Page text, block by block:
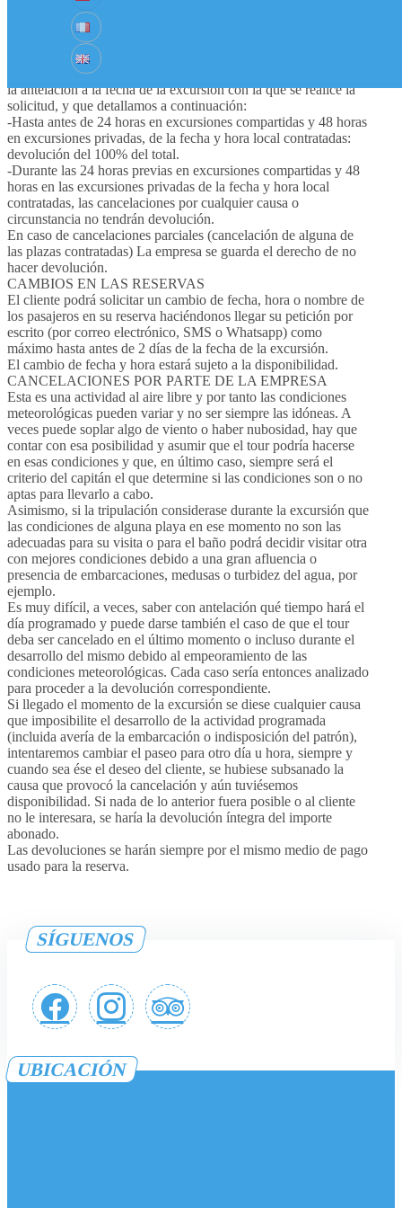
dicha reserva (por correo electrónico o vía telefónica) con una
antelación mínima de 24 horas de la fecha y hora contratada en
las excursiones compartidas, mientras que en las excursiones
privadas, deberá hacerlo con al menos 48 horas de antelación,
pudiendo asumir una penalización que vendrá determinada por
la antelación a la fecha de la excursión con la que se realice la
solicitud, y que detallamos a continuación:
-Hasta antes de 24 horas en excursiones compartidas y 48 horas
en excursiones privadas, de la fecha y hora local contratadas:
devolución del 100% del total.
-Durante las 24 horas previas en excursiones compartidas y 48
horas en las excursiones privadas de la fecha y hora local
contratadas, las cancelaciones por cualquier causa o
circunstancia no tendrán devolución.
En caso de cancelaciones parciales (cancelación de alguna de
las plazas contratadas) La empresa se guarda el derecho de no
hacer devolución.
CAMBIOS EN LAS RESERVAS
El cliente podrá solicitar un cambio de fecha, hora o nombre de
los pasajeros en su reserva haciéndonos llegar su petición por
escrito (por correo electrónico, SMS o Whatsapp) como
máximo hasta antes de 2 días de la fecha de la excursión.
El cambio de fecha y hora estará sujeto a la disponibilidad.
CANCELACIONES POR PARTE DE LA EMPRESA
Esta es una actividad al aire libre y por tanto las condiciones
meteorológicas pueden variar y no ser siempre las idóneas. A
veces puede soplar algo de viento o haber nubosidad, hay que
contar con esa posibilidad y asumir que el tour podría hacerse
en esas condiciones y que, en último caso, siempre será el
criterio del capitán el que determine si las condiciones son o no
aptas para llevarlo a cabo.
Asimismo, si la tripulación considerase durante la excursión que
las condiciones de alguna playa en ese momento no son las
adecuadas para su visita o para el baño podrá decidir visitar otra
con mejores condiciones debido a una gran afluencia o
presencia de embarcaciones, medusas o turbidez del agua, por
ejemplo.
Es muy difícil, a veces, saber con antelación qué tiempo hará el
día programado y puede darse también el caso de que el tour
deba ser cancelado en el último momento o incluso durante el
desarrollo del mismo debido al empeoramiento de las
condiciones meteorológicas. Cada caso sería entonces analizado
para proceder a la devolución correspondiente.
Si llegado el momento de la excursión se diese cualquier causa
que imposibilite el desarrollo de la actividad programada
(incluida avería de la embarcación o indisposición del patrón),
intentaremos cambiar el paseo para otro día u hora, siempre y
cuando sea ése el deseo del cliente, se hubiese subsanado la
causa que provocó la cancelación y aún tuviésemos
disponibilidad. Si nada de lo anterior fuera posible o al cliente
no le interesara, se haría la devolución íntegra del importe
abonado.
Las devoluciones se harán siempre por el mismo medio de pago
usado para la reserva.
SÍGUENOS
UBICACIÓN